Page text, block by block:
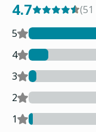
4.7 (51
5
4
3
2
1